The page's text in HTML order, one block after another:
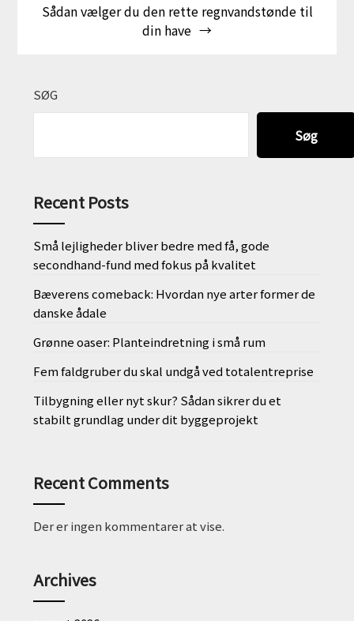
Sådan vælger du den rette regnvandstønde til
din have
SØG
Søg
Recent Posts
Små lejligheder bliver bedre med få, gode
secondhand-fund med fokus på kvalitet
Bæverens comeback: Hvordan nye arter former de
danske ådale
Grønne oaser: Planteindretning i små rum
Fem faldgruber du skal undgå ved totalentreprise
Tilbygning eller nyt skur? Sådan sikrer du et
stabilt grundlag under dit byggeprojekt
Recent Comments
Der er ingen kommentarer at vise.
Archives